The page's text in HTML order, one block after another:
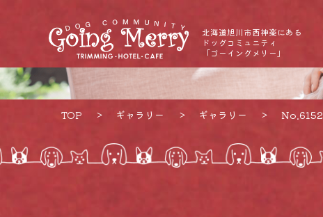
北海道旭川市西神楽にある
ドッグコミュニティ
「ゴーイングメリー」
TOP ギャラリー ギャラリー No.6152